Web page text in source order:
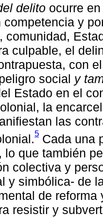
delito ocurre
competencia y
comunidad,
culpable, el
con
social y
Estado en el
la
las
5 Cada una
lo que también
colectiva y
y simbólica- de
de
resistir y